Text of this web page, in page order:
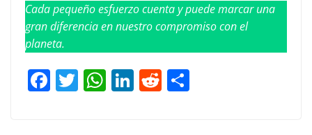
Cada pequeño esfuerzo cuenta y puede marcar una
gran diferencia en nuestro compromiso con el
planeta.
F T W Li R